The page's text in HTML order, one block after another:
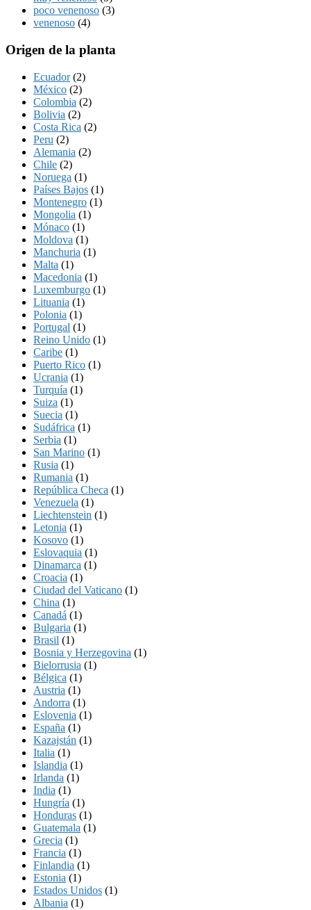
poco venenoso (3)
venenoso (4)
Origen de la planta
Ecuador(2)
México (2)
Colombia (2)
Bolivia (2)
Costa Rica (2)
Peru (2)
Alemania (2)
Chile (2)
Noruega (1)
Países Bajos (1)
Montenegro (1)
Mongolia (1)
Mónaco (1)
Moldova (1)
Manchuria (1)
Malta (1)
Macedonia (1)
Luxemburgo (1)
Lituania (1)
Polonia (1)
Portugal (1)
Reino Unido (1)
Caribe (1)
Puerto Rico (1)
Ucrania (1)
Turquía (1)
Suiza (1)
Suecia (1)
Sudáfrica (1)
Serbia (1)
San Marino (1)
Rusia (1)
Rumania (1)
República Checa (1)
Venezuela (1)
Liechtenstein (1)
Letonia (1)
Kosovo (1)
Eslovaquia (1)
Dinamarca (1)
Croacia (1)
Ciudad del Vaticano (1)
China (1)
Canadá (1)
Bulgaria (1)
Brasil (1)
Bosnia y Herzegovina (1)
Bielorrusia (1)
Bélgica (1)
Austria (1)
Andorra (1)
Eslovenia (1)
España (1)
Kazajstán (1)
Italia (1)
Islandia (1)
Irlanda (1)
India (1)
Hungría (1)
Honduras (1)
Guatemala (1)
Grecia (1)
Francia (1)
Finlandia (1)
Estonia (1)
Estados Unidos (1)
Albania (1)